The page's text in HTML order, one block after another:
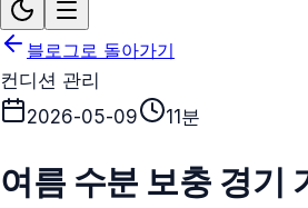
블로그로 돌아가기
컨디션 관리
2026-05-09
11분
여름 수분 보충 경기